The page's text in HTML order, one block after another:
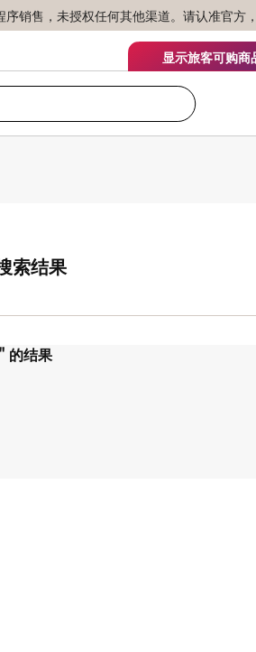
售，未授权任何其他渠道。请认准官方，
显示旅客可购商
索结果
的结果